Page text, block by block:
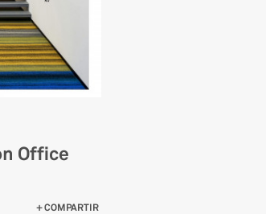
Office
OFFICE MOMENT MAGAZINE
COMPARTIR